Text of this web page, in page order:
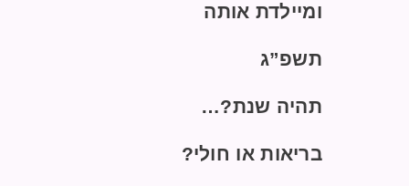
ומיילדת אותה
תשפ”ג
תהיה שנת?…
בריאות או חולי?